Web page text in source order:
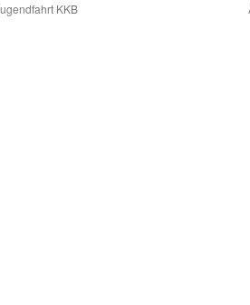
KKB